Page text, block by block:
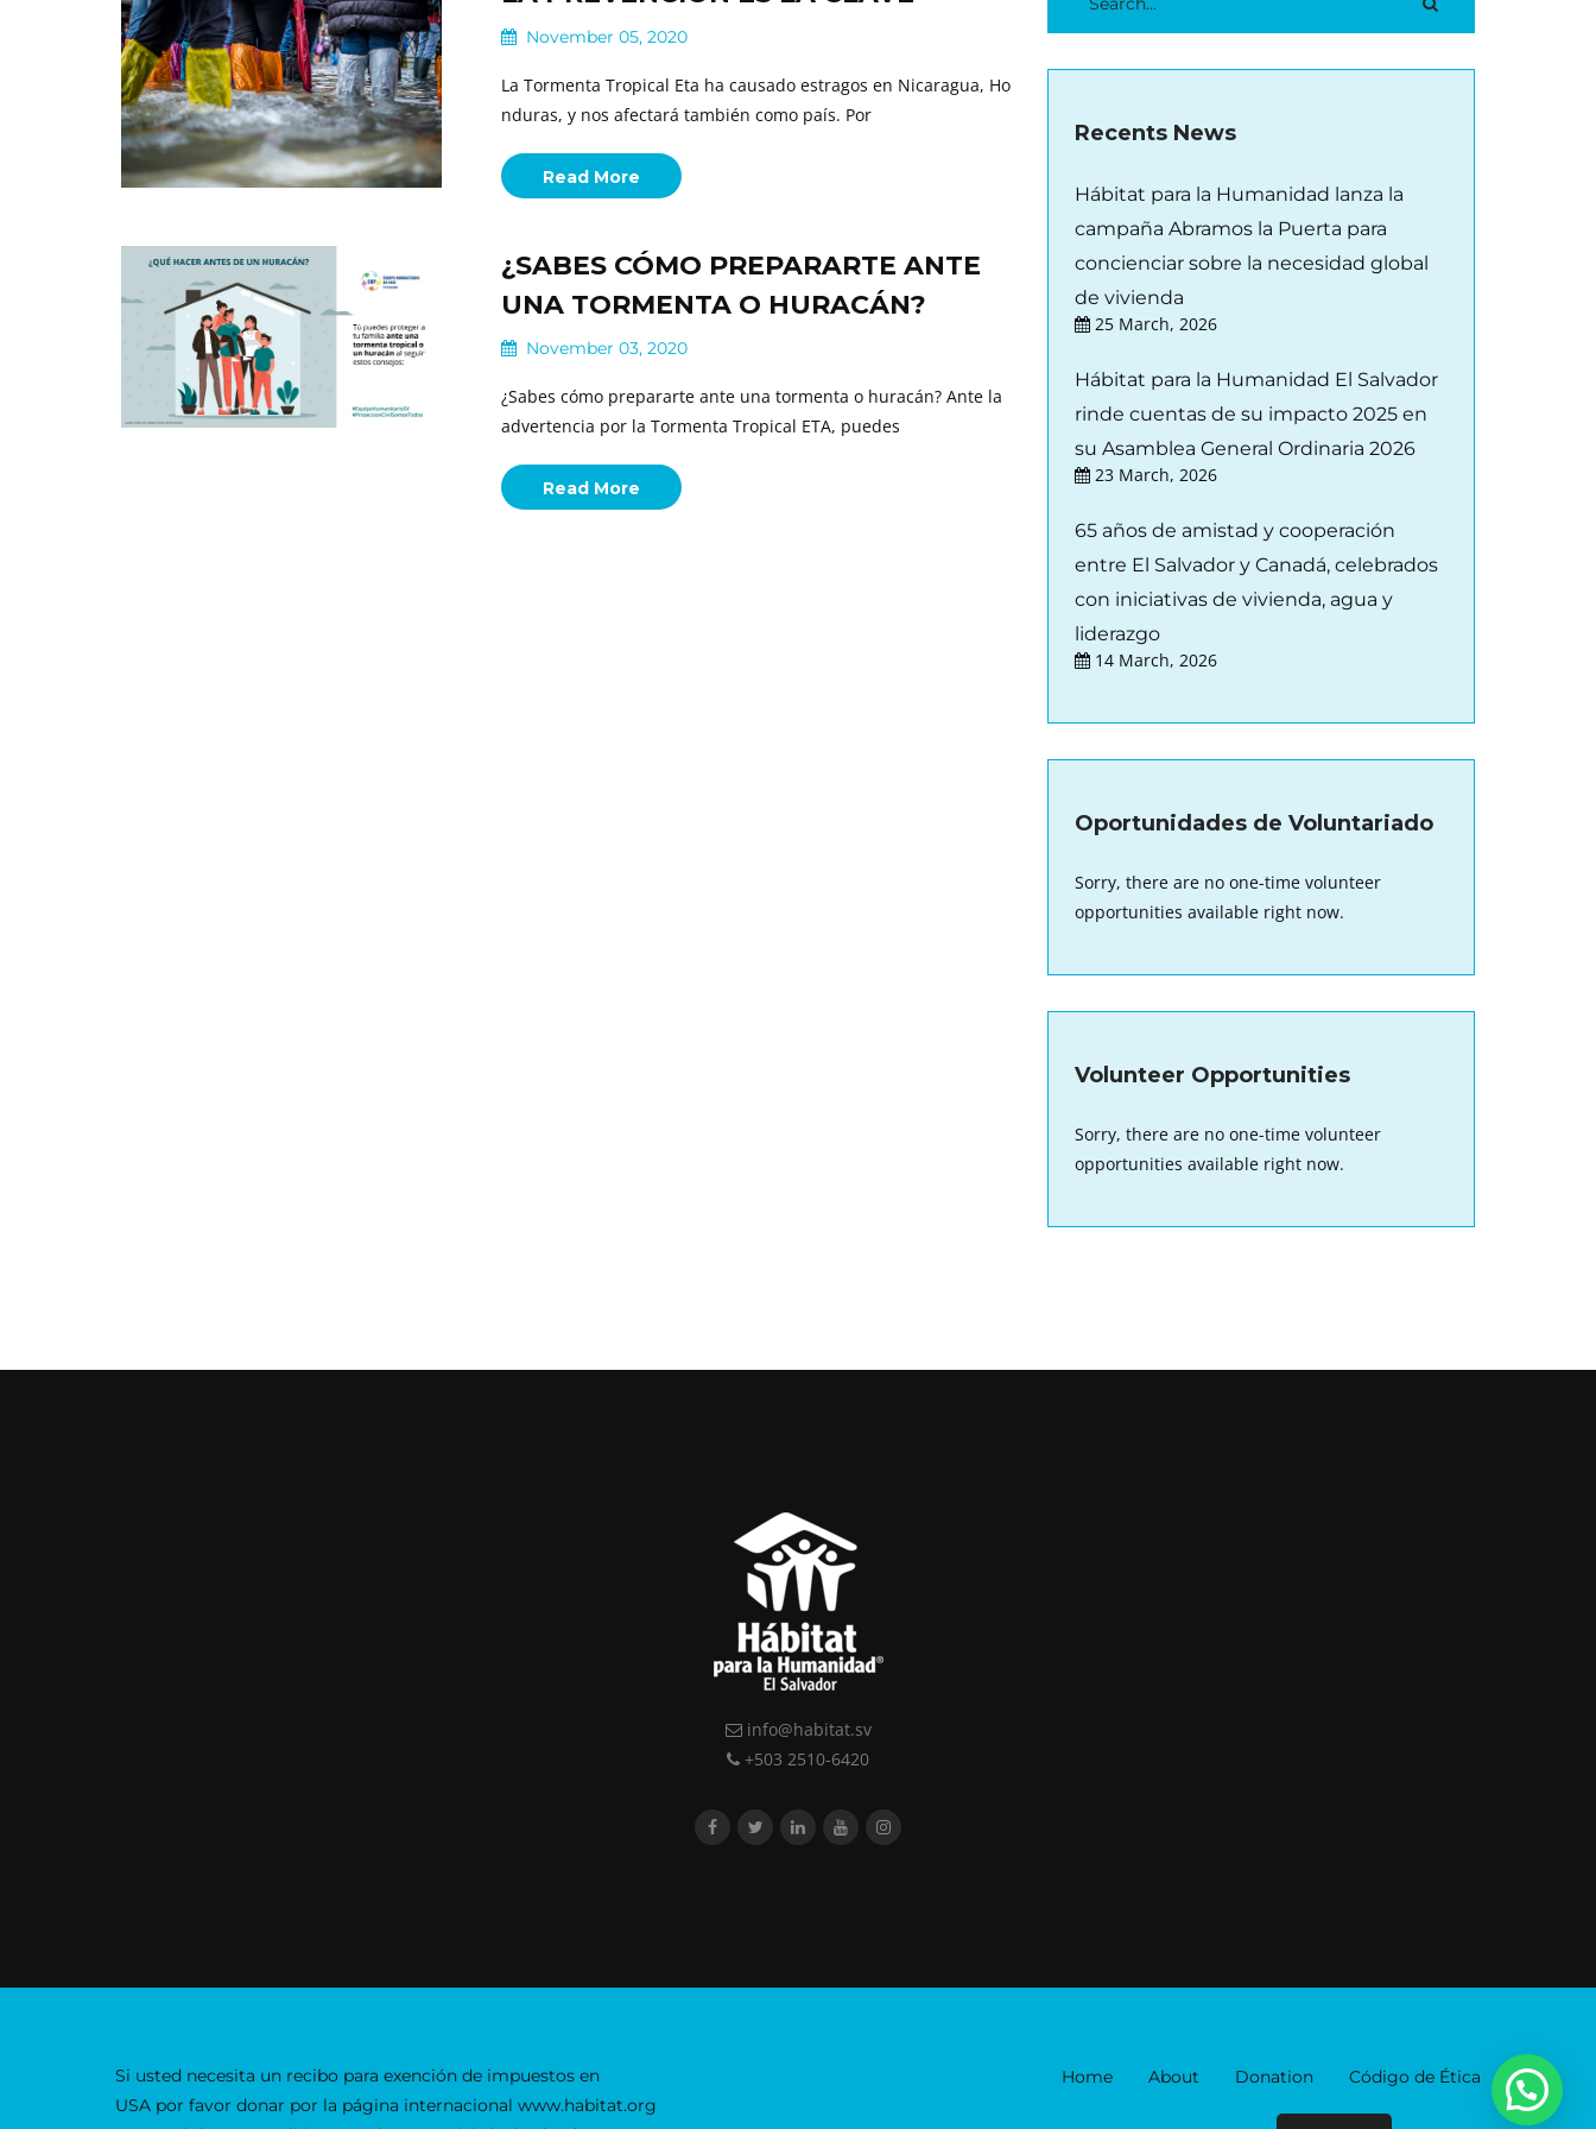
November 05, 2020
La Tormenta Tropical Eta ha causado estragos en Nicaragua, Ho
nduras, y nos afectará también como país. Por
Read More
¿SABES CÓMO PREPARARTE ANTE
UNA TORMENTA O HURACÁN?
November 03, 2020
¿Sabes cómo prepararte ante una tormenta o huracán? Ante la
advertencia por la Tormenta Tropical ETA, puedes
Read More
Recents News
Hábitat para la Humanidad lanza la
campaña Abramos la Puerta para
concienciar sobre la necesidad global
de vivienda
25 March, 2026
Hábitat para la Humanidad El Salvador
rinde cuentas de su impacto 2025 en
su Asamblea General Ordinaria 2026
23 March, 2026
65 años de amistad y cooperación
entre El Salvador y Canadá, celebrados
con iniciativas de vivienda, agua y
liderazgo
14 March, 2026
Oportunidades de Voluntariado
Sorry, there are no one-time volunteer
opportunities available right now.
Volunteer Opportunities
Sorry, there are no one-time volunteer
opportunities available right now.
info@habitat.sv
+503 2510-6420
Si usted necesita un recibo para exención de impuestos en
USA por favor donar por la página internacional www.habitat.org
Home About Donation Código de Ética